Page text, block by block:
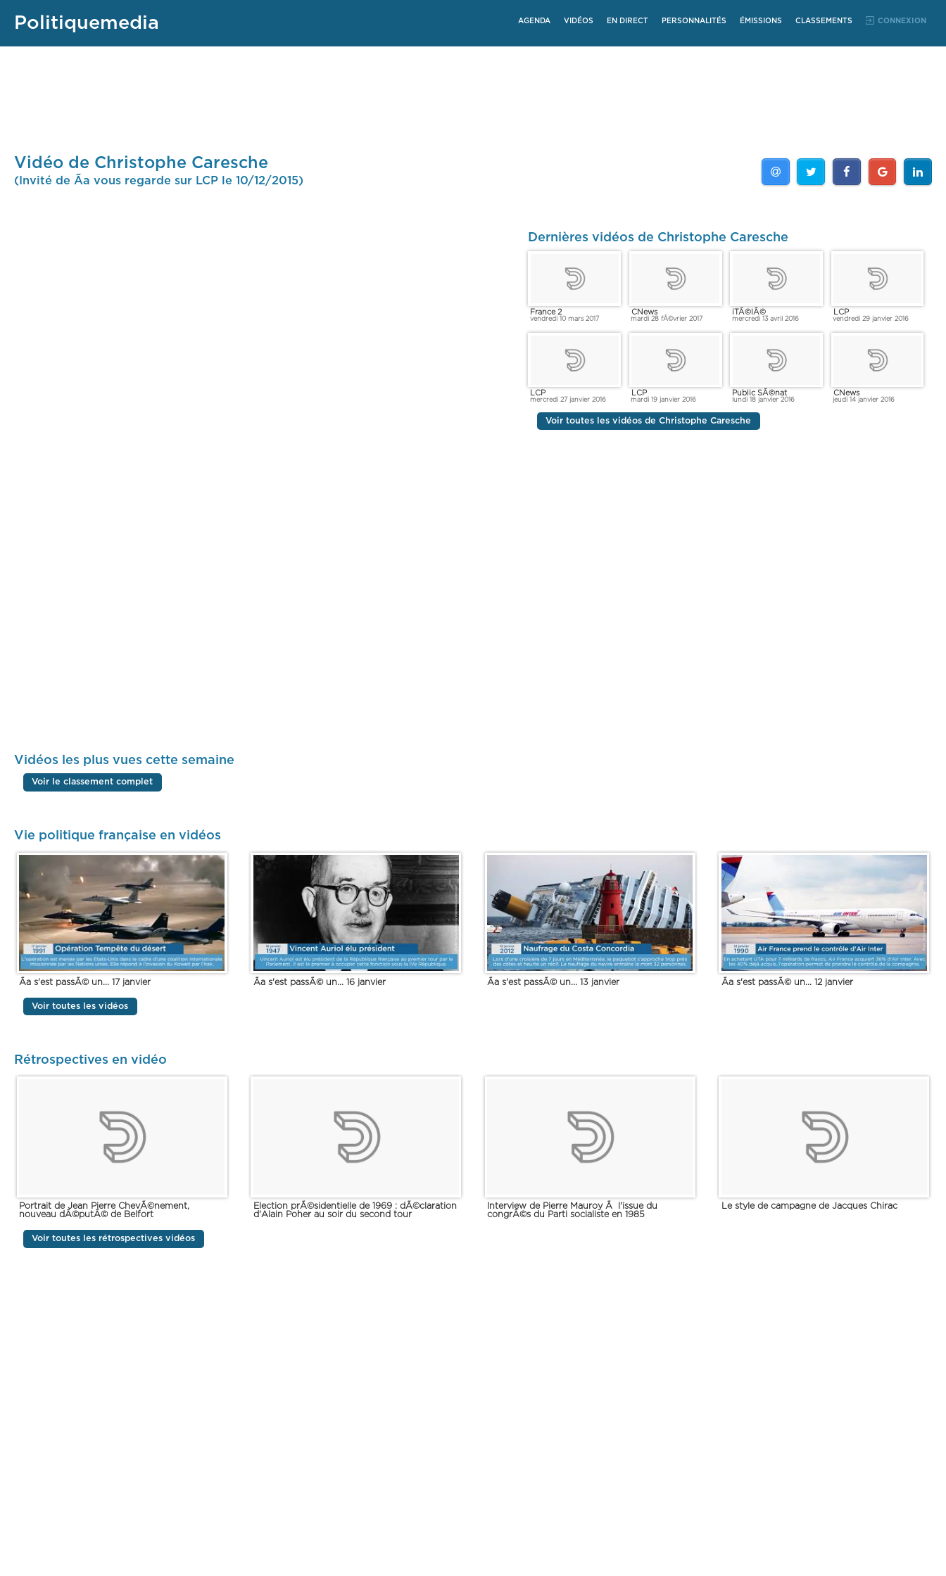
Politiquemedia AGENDA VIDÉOS EN DIRECT PERSONNALITÉS ÉMISSIONS CLASSEMENTS CONNEXION
Vidéo de Christophe Caresche
(Invité de Ãa vous regarde sur LCP le 10/12/2015)
Dernières vidéos de Christophe Caresche
France 2
vendredi 10 mars 2017
CNews
mardi 28 fÃ©vrier 2017
iTÃ©lÃ©
mercredi 13 avril 2016
LCP
vendredi 29 janvier 2016
LCP
mercredi 27 janvier 2016
LCP
mardi 19 janvier 2016
Public SÃ©nat
lundi 18 janvier 2016
CNews
jeudi 14 janvier 2016
Voir toutes les vidéos de Christophe Caresche
Vidéos les plus vues cette semaine
Voir le classement complet
Vie politique française en vidéos
Ãa s'est passÃ© un... 17 janvier Ãa s'est passÃ© un... 16 janvier Ãa s'est passÃ© un... 13 janvier Ãa s'est passÃ© un... 12 janvier
Voir toutes les vidéos
Rétrospectives en vidéo
Portrait de Jean Pierre ChevÃ©nement,
nouveau dÃ©putÃ© de Belfort
Election prÃ©sidentielle de 1969 : dÃ©claration
d'Alain Poher au soir du second tour
Interview de Pierre Mauroy Ã l'issue du
congrÃ©s du Parti socialiste en 1985
Le style de campagne de Jacques Chirac
Voir toutes les rétrospectives vidéos